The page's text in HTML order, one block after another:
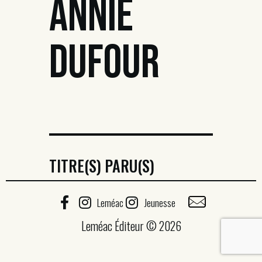
ANNIE
DUFOUR
TITRE(S) PARU(S)
Leméac Jeunesse
Leméac Éditeur © 2026